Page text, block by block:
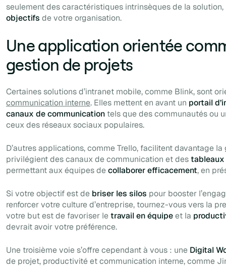
seulement des caractéristiques intrinsèques de la
objectifs de votre organisation.
Une application orientée
gestion de projets
Certaines solutions d’intranet mobile, comme Blink, sont
communication interne. Elles mettent en avant un portail
canaux de communication tels que des communautés ou
ceux des réseaux sociaux populaires.
D’autres applications, comme Trello, facilitent davantage
privilégient des canaux de communication et destableaux
permettant aux équipes decollaborer efficacement, en
Si votre objectif est de briser les silos pour booster
renforcer votre culture d’entreprise, tournez-vous vers la
votre but est de favoriser letravail en équipeet la
devrait avoir votre préférence.
Une troisième voie s’offre cependant à vous : une Digital
de projet, productivité et communication interne, comme